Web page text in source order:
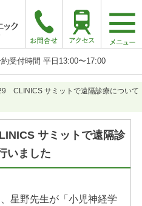
約受付時間 平日13:00〜17:00
CLINICS サミットで遠隔診療について
サミットで遠隔診
いました
星野先生が「小児神経学